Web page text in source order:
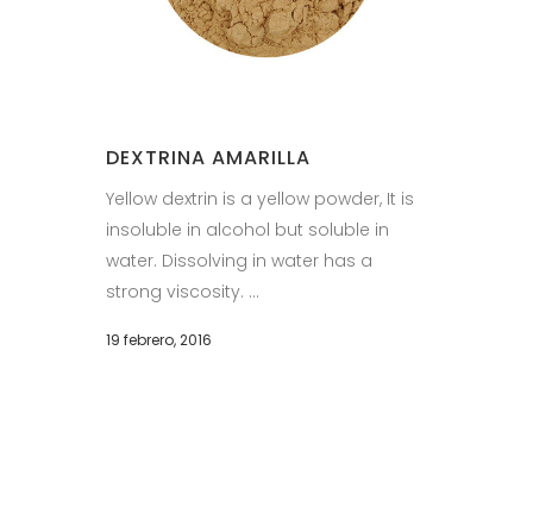
DEXTRINA AMARILLA
Yellow dextrin is a yellow powder, It is
insoluble in alcohol but soluble in
water. Dissolving in water has a
strong viscosity. ...
19 febrero, 2016